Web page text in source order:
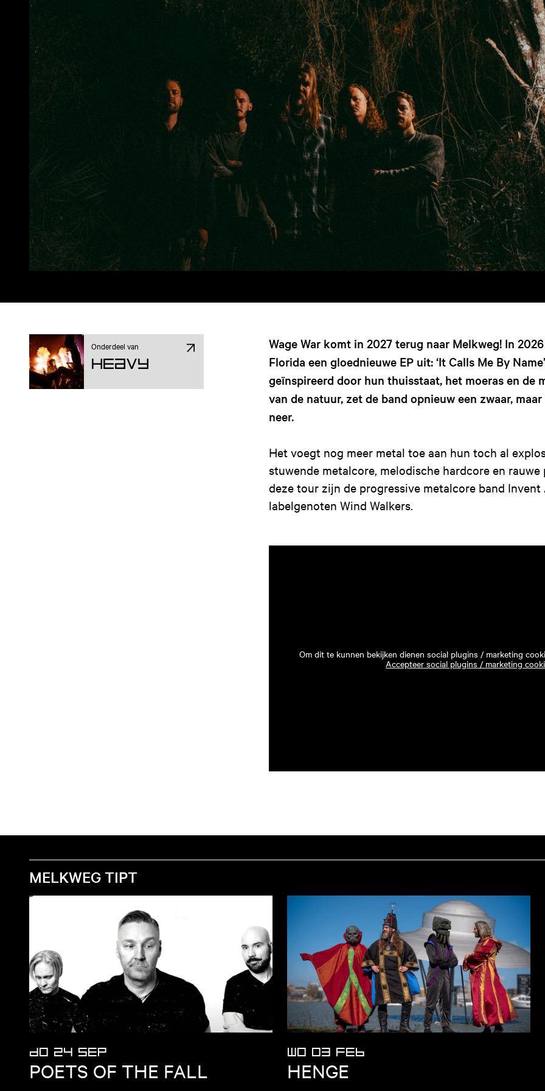
Onderdeel van
Heavy
Wage War komt in 2027 terug naar Melkweg! In
Florida een gloednieuwe EP uit: ‘It Calls Me By
geïnspireerd door hun thuisstaat, het moeras en de
van de natuur, zet de band opnieuw een zwaar,
neer.
Het voegt nog meer metal toe aan hun toch al
stuwende metalcore, melodische hardcore en
deze tour zijn de progressive metalcore band
labelgenoten Wind Walkers.
Om dit te kunnen bekijken dienen social plugins / marketing
Accepteer social plugins / marketing
MELKWEG TIPT
DO 24 SEP
POETS OF THE FALL
WO 03 FEB
HENGE